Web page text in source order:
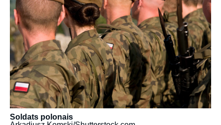
Soldats polonais